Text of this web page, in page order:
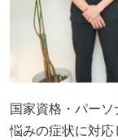
国家資格・パー
悩みの症状に対応